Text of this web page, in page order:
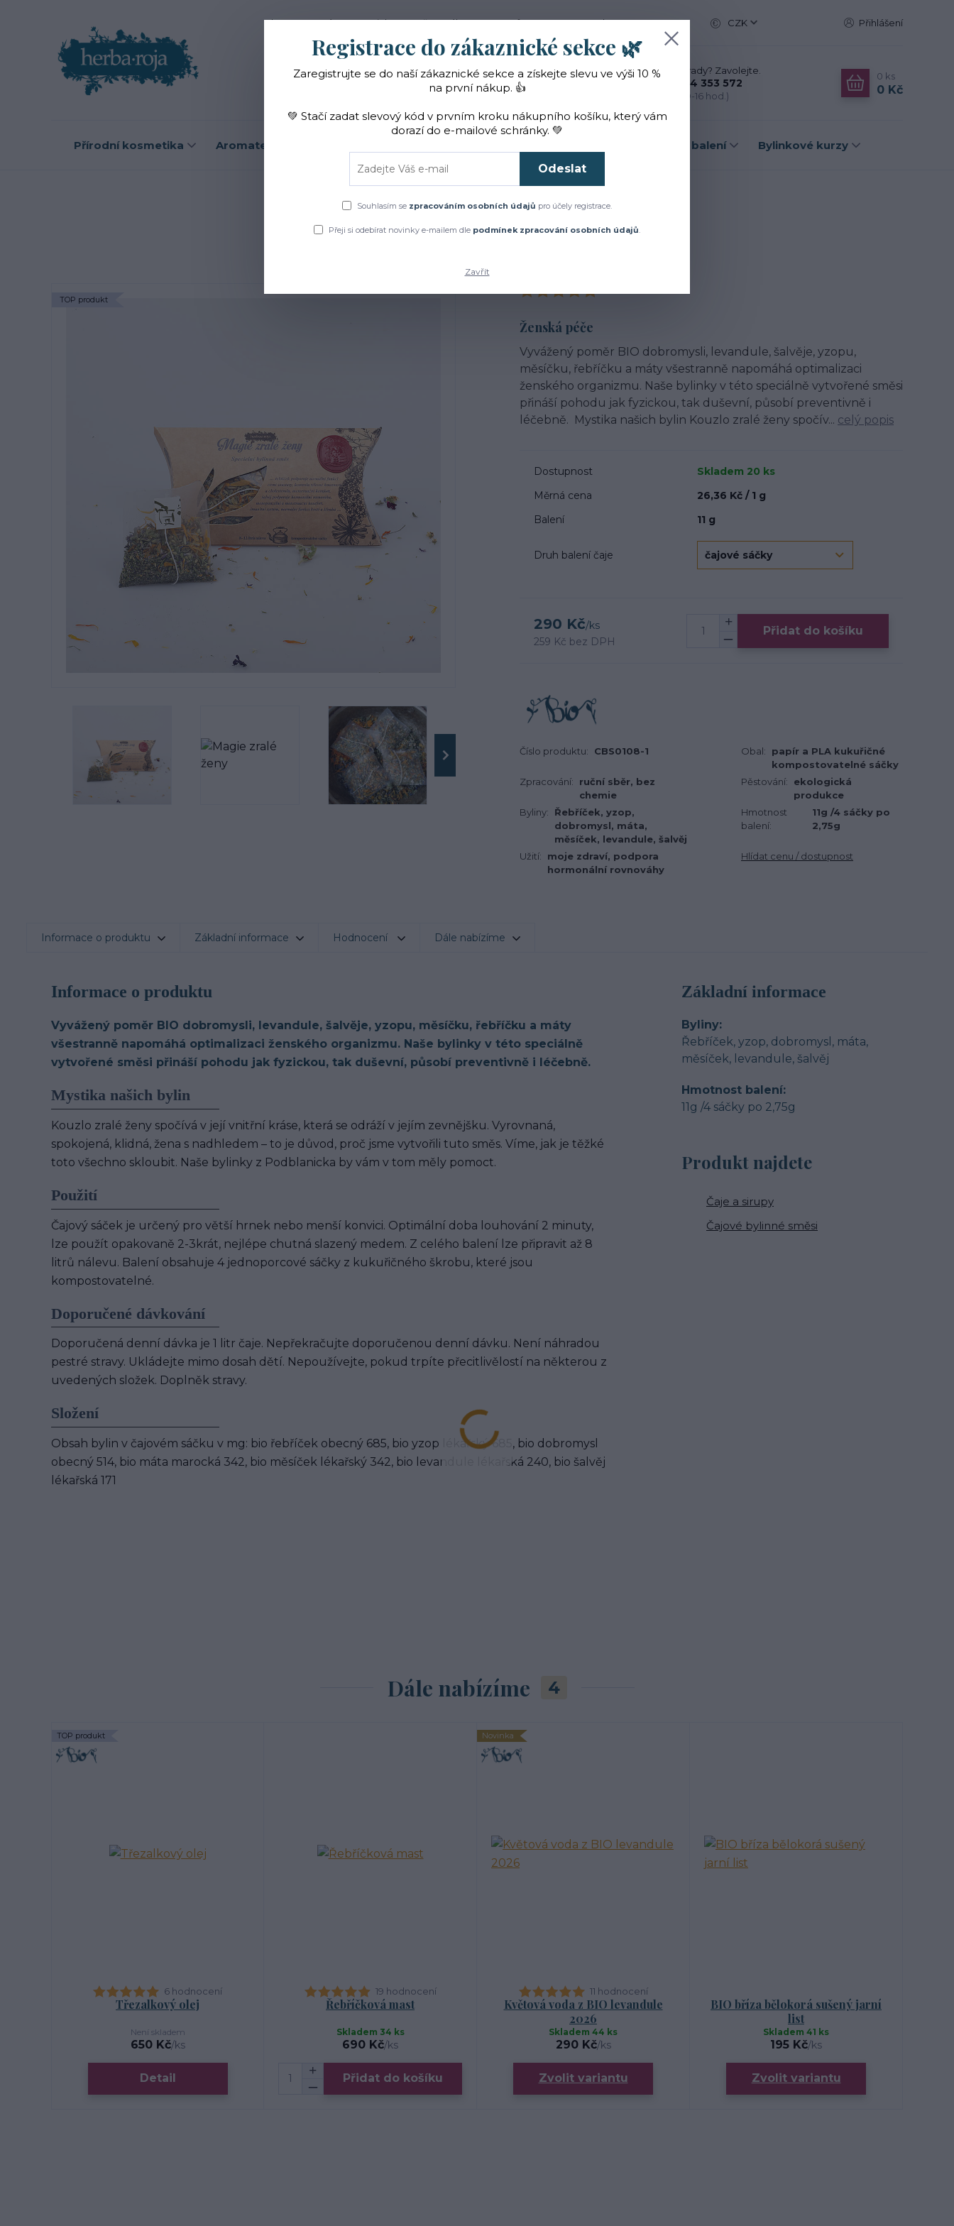
Blog O nás Novinky Vše o nákupu Reference Kontakt CZK Přihlášení
Hledat
Nevíte si rady? Zavolejte.
+420 774 353 572
(Po-Pá, 10-16 hod.)
0 ks
0 Kč
Přírodní kosmetika Aromaterapie Dárková balení Bylinkové kurzy
Úvod Čaje a sirupy Magie zralé ženy
Magie zralé ženy
TOP produkt
Ženská péče
Vyvážený poměr BIO dobromysli, levandule, šalvěje, yzopu,
měsíčku, řebříčku a máty všestranně napomáhá optimalizaci
ženského organizmu. Naše bylinky v této speciálně vytvořené směsi
přináší pohodu jak fyzickou, tak duševní, působí preventivně i
léčebně. Mystika našich bylin Kouzlo zralé ženy spočív... celý popis
Dostupnost
Skladem 20 ks
Měrná cena
26,36 Kč / 1 g
Balení
11 g
Druh balení čaje
290 Kč/ks
259 Kč bez DPH
Přidat do košíku
Číslo produktu: CBS0108-1 Obal:
papír a PLA kukuřičné
kompostovatelné sáčky
Zpracování:
ruční sběr, bez
chemie
Pěstování:
ekologická
produkce
Byliny:
Řebříček, yzop,
dobromysl, máta,
měsíček, levandule, šalvěj
Hmotnost
balení:
11g /4 sáčky po
2,75g
Užití:
moje zdraví, podpora
hormonální rovnováhy
Hlídat cenu / dostupnost
Informace o produktu Základní informace Hodnocení Dále nabízíme
Informace o produktu
Vyvážený poměr BIO dobromysli, levandule, šalvěje, yzopu, měsíčku, řebříčku a máty
všestranně napomáhá optimalizaci ženského organizmu. Naše bylinky v této speciálně
vytvořené směsi přináší pohodu jak fyzickou, tak duševní, působí preventivně i léčebně.
Mystika našich bylin
Kouzlo zralé ženy spočívá v její vnitřní kráse, která se odráží v jejím zevnějšku. Vyrovnaná,
spokojená, klidná, žena s nadhledem – to je důvod, proč jsme vytvořili tuto směs. Víme, jak je těžké
toto všechno skloubit. Naše bylinky z Podblanicka by vám v tom měly pomoct.
Použití
Čajový sáček je určený pro větší hrnek nebo menší konvici. Optimální doba louhování 2 minuty,
lze použít opakovaně 2-3krát, nejlépe chutná slazený medem. Z celého balení lze připravit až 8
litrů nálevu. Balení obsahuje 4 jednoporcové sáčky z kukuřičného škrobu, které jsou
kompostovatelné.
Doporučené dávkování
Doporučená denní dávka je 1 litr čaje. Nepřekračujte doporučenou denní dávku. Není náhradou
pestré stravy. Ukládejte mimo dosah dětí. Nepoužívejte, pokud trpíte přecitlivělostí na některou z
uvedených složek. Doplněk stravy.
Složení
Obsah bylin v čajovém sáčku v mg: bio řebříček obecný 685, bio yzop lékařský 685, bio dobromysl
obecný 514, bio máta marocká 342, bio měsíček lékařský 342, bio levandule lékařská 240, bio šalvěj
lékařská 171
Základní informace
Byliny
Řebříček, yzop, dobromysl, máta,
měsíček, levandule, šalvěj
Hmotnost balení
11g /4 sáčky po 2,75g
Produkt najdete
Čaje a sirupy
Čajové bylinné směsi
Dále nabízíme 4
TOP produkt
6 hodnocení
Třezalkový olej
650 Kč/ks
Není skladem
Detail
19 hodnocení
Řebříčková mast
690 Kč/ks
Skladem 34 ks
Přidat do košíku
Novinka
11 hodnocení
Květová voda z BIO levandule
2026
290 Kč/ks
Skladem 44 ks
Zvolit variantu
BIO bříza bělokorá sušený jarní
list
195 Kč/ks
Skladem 41 ks
Zvolit variantu
Registrace do zákaznické sekce 🌿
Zaregistrujte se do naší zákaznické sekce a získejte slevu ve výši 10 %
na první nákup. 👍
💚 Stačí zadat slevový kód v prvním kroku nákupního košíku, který vám
dorazí do e-mailové schránky. 💚
Odeslat
Souhlasím se zpracováním osobních údajů pro účely registrace.
Přeji si odebírat novinky e-mailem dle podmínek zpracování osobních údajů.
Zavřít